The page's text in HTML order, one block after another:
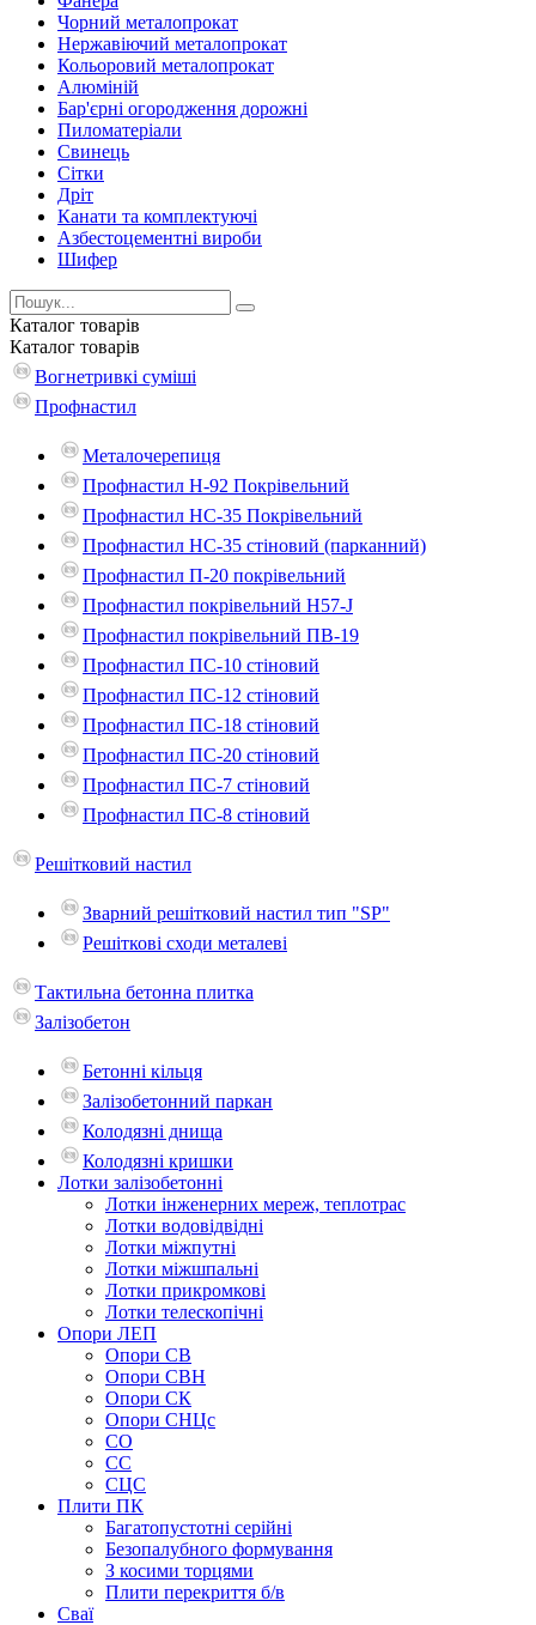
Чорний металопрокат
Нержавіючий металопрокат
Кольоровий металопрокат
Алюміній
Бар'єрні огородження дорожні
Пиломатеріали
Cвинець
Сітки
Дріт
Канати та комплектуючі
Азбестоцементні вироби
Шифер
Каталог товарів
Каталог товарів
Вогнетривкі суміші
Профнастил
Металочерепиця
Профнастил Н-92 Покрівельний
Профнастил НС-35 Покрівельний
Профнастил НС-35 стіновий (парканний)
Профнастил П-20 покрівельний
Профнастил покрівельний H57-J
Профнастил покрівельний ПВ-19
Профнастил ПС-10 стіновий
Профнастил ПС-12 стіновий
Профнастил ПС-18 стіновий
Профнастил ПС-20 стіновий
Профнастил ПС-7 стіновий
Профнастил ПС-8 стіновий
Решітковий настил
Зварний решітковий настил тип "SP"
Решіткові сходи металеві
Тактильна бетонна плитка
Залізобетон
Бетонні кільця
Залізобетонний паркан
Колодязні днища
Колодязні кришки
Лотки залізобетонні
Лотки інженерних мереж, теплотрас
Лотки водовідвідні
Лотки міжпутні
Лотки міжшпальні
Лотки прикромкові
Лотки телескопічні
Опори ЛЕП
Опори СВ
Опори СВН
Опори СК
Опори СНЦс
СО
СС
СЦС
Плити ПК
Багатопустотні серійні
Безопалубного формування
З косими торцями
Плити перекриття б/в
Сваї